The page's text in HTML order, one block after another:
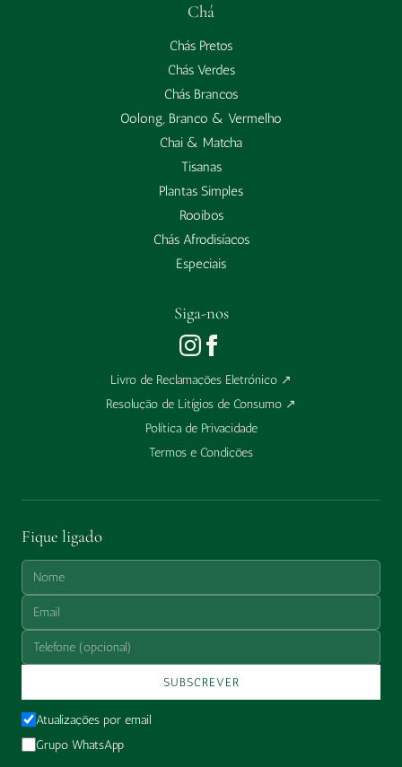
Chá
Chás Pretos
Chás Verdes
Chás Brancos
Oolong, Branco & Vermelho
Chai & Matcha
Tisanas
Plantas Simples
Rooibos
Chás Afrodisíacos
Especiais
Siga-nos
Livro de Reclamações Eletrónico ↗
Resolução de Litígios de Consumo ↗
Política de Privacidade
Termos e Condições
Fique ligado
SUBSCREVER
Atualizações por email
Grupo WhatsApp